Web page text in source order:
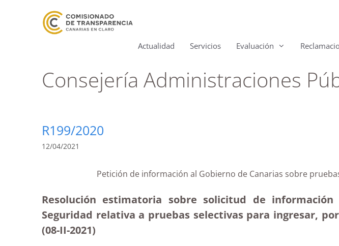
Actualidad Servicios Evaluación
Consejería Administraciones
R199/2020
12/04/2021
Petición de información al Gobierno de Canarias sobre
Resolución estimatoria sobre solicitud de
Seguridad relativa a pruebas selectivas para ingresar,
(08-II-2021)